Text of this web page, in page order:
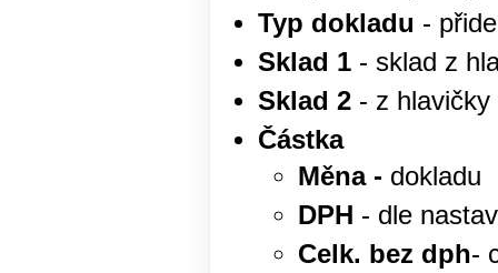
Typ dokladu -
Sklad 1 - sklad z
Sklad 2 - z
Částka
Měna - dokladu
DPH - dle
Celk. bez dph-